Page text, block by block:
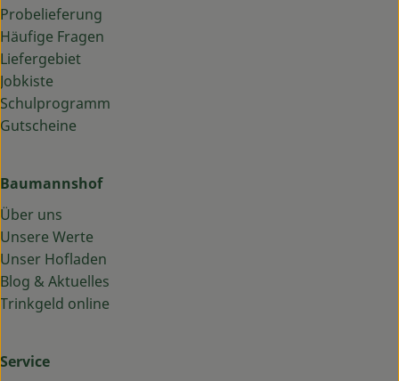
Probelieferung
Häufige Fragen
Liefergebiet
Jobkiste
Schulprogramm
Gutscheine
Baumannshof
Über uns
Unsere Werte
Unser Hofladen
Blog & Aktuelles
Trinkgeld online
Service